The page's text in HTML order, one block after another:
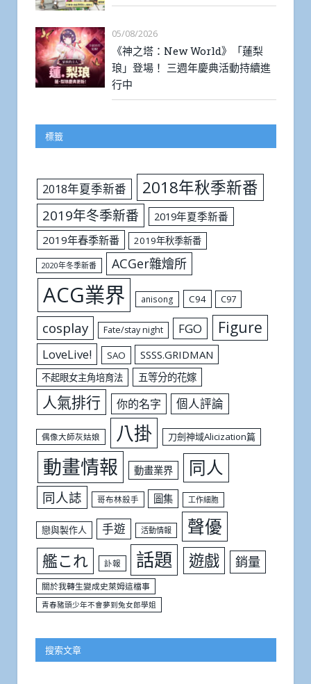
05/08/2026
《神之塔：New World》「蓮梨
琅」登場！ 三週年慶典活動持續進
行中
標籤
2018年夏季新番 2018年秋季新番
2019年冬季新番
2019年夏季新番
2019年春季新番
2019年秋季新番
2020年冬季新番 ACGer雜燴所
ACG業界 anisong C94 C97
cosplay Fate/stay night FGO Figure
LoveLive! SAO SSSS.GRIDMAN
不起眼女主角培育法 五等分的花嫁
人氣排行 你的名字 個人評論
偶像大師灰姑娘 八掛 刀劍神域Alicization篇
動畫情報 動畫業界 同人
同人誌 哥布林殺手 圖集 工作細胞
戀與製作人 手遊 活動情報 聲優
艦これ 訃報 話題 遊戲 銷量
關於我轉生變成史萊姆這檔事
青春豬頭少年不會夢到兔女郎學姐
搜索文章